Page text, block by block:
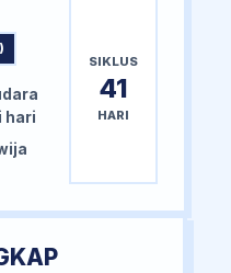
hari
SIKLUS
41
HARI